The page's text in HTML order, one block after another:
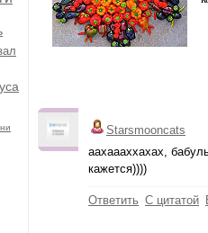
Starsmooncats
аахаааххахах,
кажется))))
Ответить С цитатой